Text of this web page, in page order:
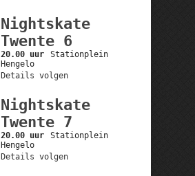
Nightskate
Twente 6
20.00 uur
Stationplein
Hengelo
Details volgen
Nightskate
Twente 7
20.00 uur
Stationplein
Hengelo
Details volgen